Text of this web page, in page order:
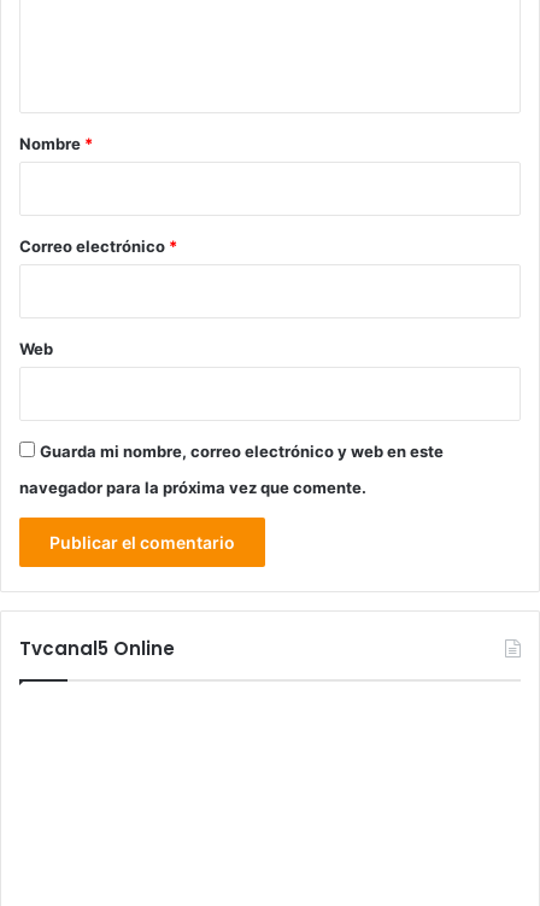
r
*
Nombre *
Correo electrónico *
Web
Guarda mi nombre, correo electrónico y web en este
navegador para la próxima vez que comente.
Tvcanal5 Online